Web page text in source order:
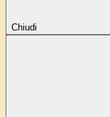
Chiudi